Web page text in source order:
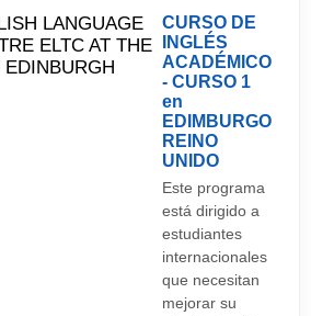
CURSO DE
INGLÉS
ACADÉMICO
- CURSO 1
en
EDIMBURGO
REINO
UNIDO
Este programa
está dirigido a
estudiantes
internacionales
que necesitan
mejorar su